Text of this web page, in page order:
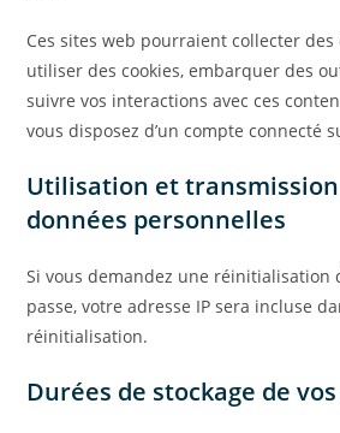
Ces sites web pourraient collecter des
utiliser des cookies, embarquer des
suivre vos interactions avec ces
vous disposez d’un compte connecté
Utilisation et transmission
données personnelles
Si vous demandez une réinitialisation
passe, votre adresse IP sera incluse
réinitialisation.
Durées de stockage de